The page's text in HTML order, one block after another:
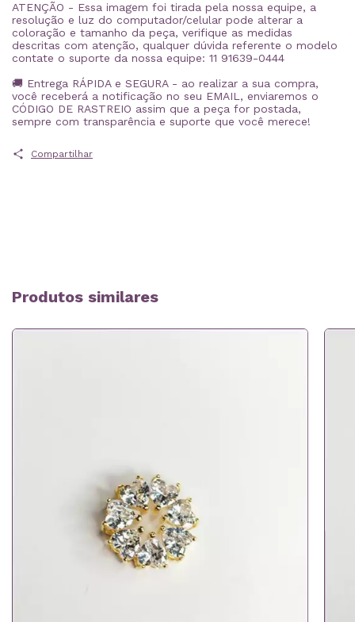
ATENÇÃO - Essa imagem foi tirada pela nossa equipe, a
resolução e luz do computador/celular pode alterar a
coloração e tamanho da peça, verifique as medidas
descritas com atenção, qualquer dúvida referente o modelo
contate o suporte da nossa equipe: 11 91639-0444
🚚 Entrega RÁPIDA e SEGURA - ao realizar a sua compra,
você receberá a notificação no seu EMAIL, enviaremos o
CÓDIGO DE RASTREIO assim que a peça for postada,
sempre com transparência e suporte que você merece!
Compartilhar
Produtos similares